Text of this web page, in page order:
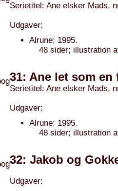
Serietitel: Ane elsker Mads,
Udgaver:
Alrune; 1995.
48 sider; illustration
31: Ane let som en
Serietitel: Ane elsker Mads,
Udgaver:
Alrune; 1995.
48 sider; illustration
32: Jakob og
Udgaver: